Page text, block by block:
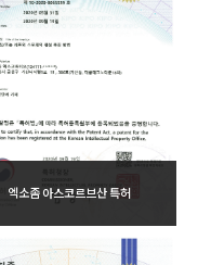
엑소좀 아스코르브산 특허